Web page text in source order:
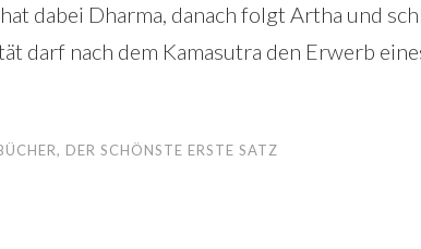
dabei Dharma, danach folgt Artha und
darf nach dem Kamasutra den Erwerb
, DER SCHÖNSTE ERSTE SATZ